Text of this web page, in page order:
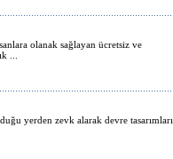
olanak sağlayan ücretsiz ve
...
yerden zevk alarak devre tasarımları